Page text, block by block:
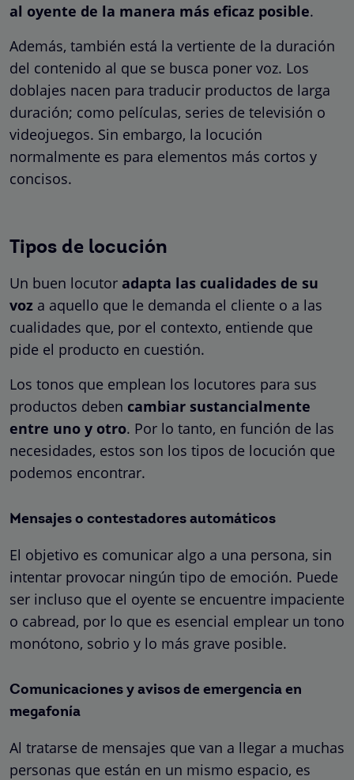
al oyente de la manera más eficaz posible.
Además, también está la vertiente de la duración
del contenido al que se busca poner voz. Los
doblajes nacen para traducir productos de larga
duración; como películas, series de televisión o
videojuegos. Sin embargo, la locución
normalmente es para elementos más cortos y
concisos.
Tipos de locución
Un buen locutor adapta las cualidades de su
voz a aquello que le demanda el cliente o a las
cualidades que, por el contexto, entiende que
pide el producto en cuestión.
Los tonos que emplean los locutores para sus
productos deben cambiar sustancialmente
entre uno y otro. Por lo tanto, en función de las
necesidades, estos son los tipos de locución que
podemos encontrar.
Mensajes o contestadores automáticos
El objetivo es comunicar algo a una persona, sin
intentar provocar ningún tipo de emoción. Puede
ser incluso que el oyente se encuentre impaciente
o cabread, por lo que es esencial emplear un tono
monótono, sobrio y lo más grave posible.
Comunicaciones y avisos de emergencia en
megafonía
Al tratarse de mensajes que van a llegar a muchas
personas que están en un mismo espacio, es